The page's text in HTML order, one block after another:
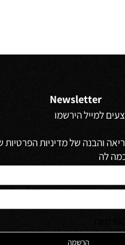
Newsletter
הירשמו
והבנה של מדיניות הפרטיות של